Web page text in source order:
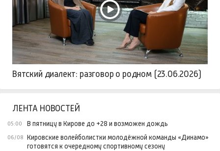
Вятский диалект: разговор о родном (23.06.2026)
ЛЕНТА НОВОСТЕЙ
05:00 В пятницу в Кирове до +28 и возможен дождь
06/08 Кировские волейболистки молодёжной команды «Динамо»
готовятся к очередному спортивному сезону